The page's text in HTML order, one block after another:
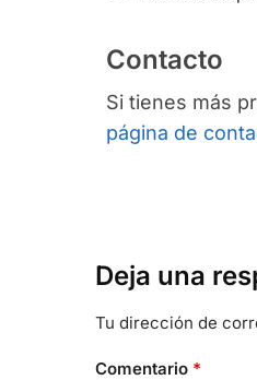
Contacto
Si tienes más
página de
Deja una
Tu dirección de
Comentario *